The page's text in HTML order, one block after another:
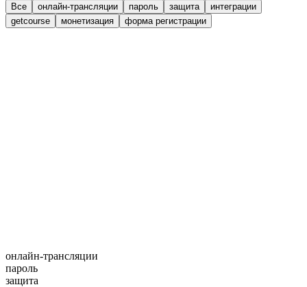
Все онлайн-трансляции пароль защита
интеграции
getcourse
монетизация форма регистрации
онлайн-трансляции
пароль
защита